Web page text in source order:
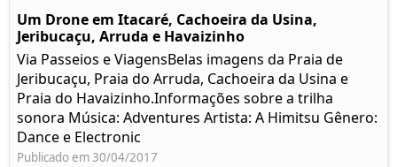
Um Drone em Itacaré, Cachoeira da Usina,
Jeribucaçu, Arruda e Havaizinho
Via Passeios e ViagensBelas imagens da Praia de
Jeribucaçu, Praia do Arruda, Cachoeira da Usina e
Praia do Havaizinho.Informações sobre a trilha
sonora Música: Adventures Artista: A Himitsu Gênero:
Dance e Electronic
Publicado em 30/04/2017